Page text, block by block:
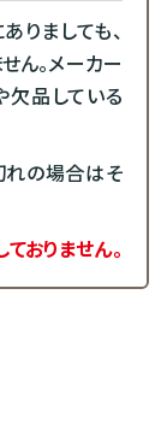
ましても、
ん。メーカー
欠品している
の場合はそ
おりません。